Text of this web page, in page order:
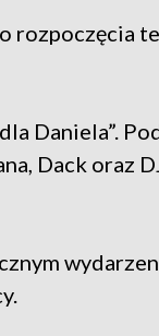
rozpoczęcia
Daniela”.
Dack oraz